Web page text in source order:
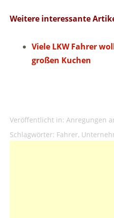
Weitere interessante
Viele LKW Fahrer
großen Kuchen
Veröffentlicht in: Anregungen
Schlagwörter: Fahrer,